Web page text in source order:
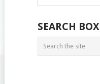
SEARCH BOX